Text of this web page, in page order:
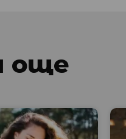
още